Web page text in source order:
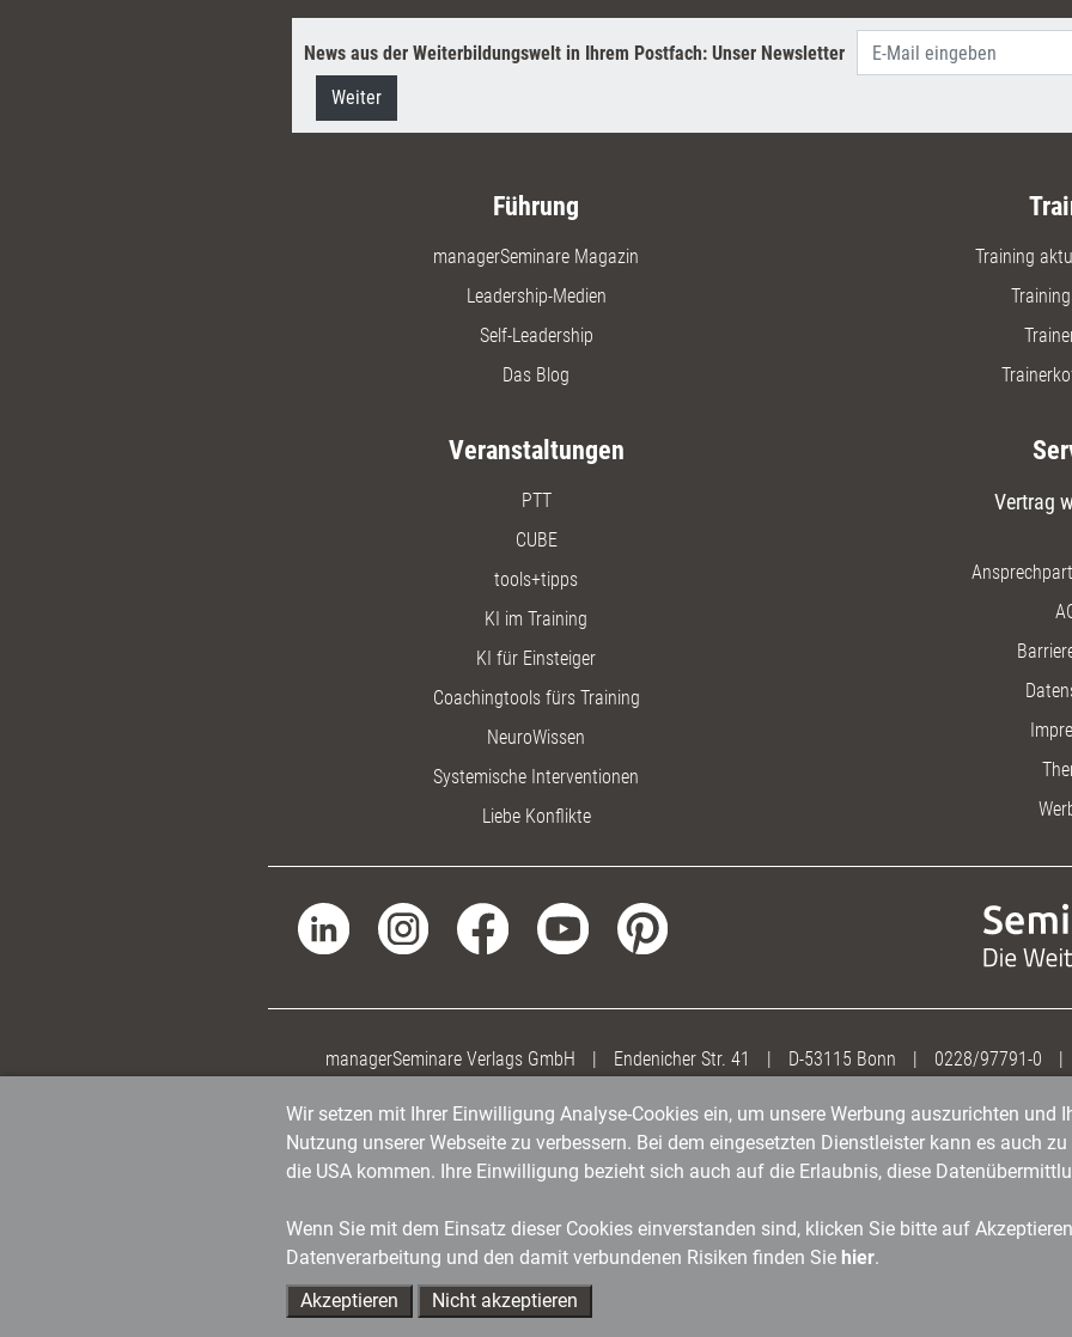
News aus der Weiterbildungswelt in Ihrem Postfach: Unser Newsletter
Weiter
Führung
managerSeminare Magazin
Leadership-Medien
Self-Leadership
Das Blog
Training
Veranstaltungen
PTT
CUBE
tools+tipps
KI im Training
KI für Einsteiger
Coachingtools fürs Training
NeuroWissen
Systemische Interventionen
Liebe Konflikte
Vertrag
managerSeminare Verlags GmbH | Endenicher Str. 41 | D-53115 Bonn | 0228/97791-0 |
Wir setzen mit Ihrer Einwilligung Analyse-Cookies ein, um unsere Werbung auszurichten und
Nutzung unserer Webseite zu verbessern. Bei dem eingesetzten Dienstleister kann es auch
die USA kommen. Ihre Einwilligung bezieht sich auch auf die Erlaubnis, diese
Wenn Sie mit dem Einsatz dieser Cookies einverstanden sind, klicken Sie bitte auf
Datenverarbeitung und den damit verbundenen Risiken finden Sie hier.
Akzeptieren
Nicht akzeptieren